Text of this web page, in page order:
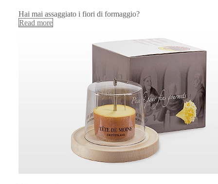
Hai mai assaggiato i fiori di formaggio?
Read more